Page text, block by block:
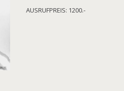
AUSRUFPREIS: 1200.-